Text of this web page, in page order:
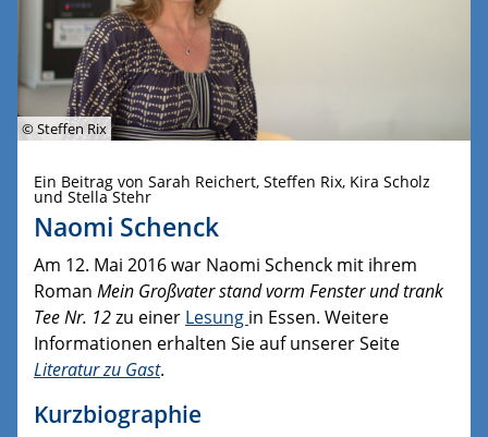
© Steffen Rix
Ein Beitrag von Sarah Reichert, Steffen Rix, Kira Scholz
und Stella Stehr
Naomi Schenck
Am 12. Mai 2016 war Naomi Schenck mit ihrem
Roman Mein Großvater stand vorm Fenster und trank
Tee Nr. 12zu einer Lesung in Essen. Weitere
Informationen erhalten Sie auf unserer Seite
Literatur zu Gast.
Kurzbiographie